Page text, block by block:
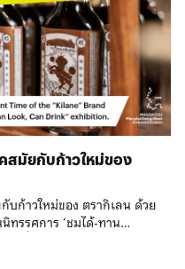
wearesup.official ติดตาม
ติดตามเรื่องราว
ตามเรื่องราวของย่าน
ต่อเมือง1. เดินทางด้วยขนส่ง
าถึงด้วยรถยนต์ยากสัก
การใช้ขนส่งสาธารณะจึง
มลพิษด้วยนะ2. ช่วยกันลด
กกระติกน้ำ ภาชนะใส่
ปิ้งหรือซื้ออาหาร อย่าลืม
ยะได้อีกเป็นกอง3. อุดหนุน
รวจสถานที่ใหม่ๆ ทั้งที ต้อง
กิดขึ้นในพื้นที่รอบโครงการที่
มผัสเสน่ห์ของย่านเก่าที่ควร
มกาลเวลา แต่ละกิจกรรมจึง
มีกิมมิกอย่างการนำรถกะป๊
พลูคุ้นเคยกันดีอยู่แล้ว มาใช้
นำไอเดียใหม่ๆ มาเชื่อมต่อ
แปลกปลอม โดยใช้ประโยชน์
ติบโตของ ‘เมือง-มิตร-ดี’ ที่
มสุข–Bangkok Design
-มิตร-ดี4 – 12 FEB
และฝุ่นไม้จากงาน
านไม้ โด่งดังทั้งในประเทศ
ม้”NUTRE JEWELLER นัก
ว่า 15 ปีกับ “ฝาขวด
ชี่ยวชาญงานหัตถกรรมหวาย
”mitr. กลุ่มเพื่อนนัก
ได้ ด้วยวัสดุ “กล่องยูเอช
สตูดิโอออกแบบที่รวม
กับวัสดุ “แผ่น pvc ปิด
แต่งบ้านอีโค่ที่ถนัดงานพิมพ์
ดีไซเนอร์แบรนด์ MORE
ากวัสดุ “ใบอ้อย”นอกจากชิ้น
กคนแล้ว นิทรรศการครั้งนี้
ามว่าเราเป็นใครในคาแรก
I’m full of can-do
B – Believer:
can possess! C –
with a different
องราวเป็นของตนเอง ถูกนำ
นถึงความเป็น ‘มิตร’ กับกลุ่ม
ณจะมีเชื้อชาติ วัฒนธรรม
รค้าเซ็นทรัลเวิลด์ก็พร้อม
อกจากอาร์ตสเปซหน้า
าศูนย์การค้าเซ็นทรัลเวิลด์
ประดาไปด้วยผลงานศิลปะ
หากแวะเวียนไปที่นั่นแล้วจะ
งที่เป็น ‘มิตร’ ต่อความหลาก
องผู้คน เปรียบได้กับสีสันที่
สมัยกับก้าวใหม่ของ
บก้าวใหม่ของ ตรากิเลน ด้วย
รรศการ ‘ชมได้-ทาน
ครั้งใหม่ของต้นตำรับ
รนด์ตำรับยาสูตรสมุนไพรที่